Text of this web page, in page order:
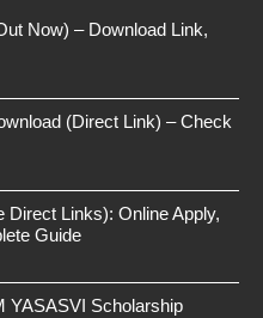
Now) – Download Link,
(Direct Link) – Check
Direct Links): Online Apply,
Guide
YASASVI Scholarship